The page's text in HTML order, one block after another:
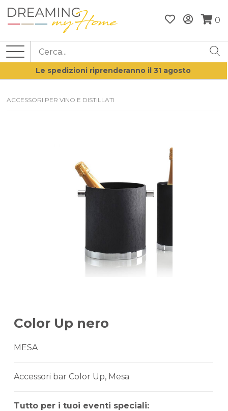
0
Le spedizioni riprenderanno il 31 agosto
ACCESSORI PER VINO E DISTILLATI
Color Up nero
MESA
Accessori bar Color Up, Mesa
Tutto per i tuoi eventi speciali: